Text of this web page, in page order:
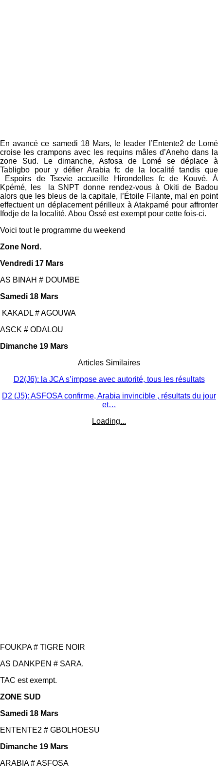
En avancé ce samedi 18 Mars, le leader l’Entente2 de Lomé
croise les crampons avec les requins mâles d’Aneho dans la
zone Sud. Le dimanche, Asfosa de Lomé se déplace à
Tabligbo pour y défier Arabia fc de la localité tandis que
Espoirs de Tsevie accueille Hirondelles fc de Kouvé. À
Kpémé, les la SNPT donne rendez-vous à Okiti de Badou
alors que les bleus de la capitale, l’Étoile Filante, mal en point
effectuent un déplacement périlleux à Atakpamé pour affronter
Ifodje de la localité. Abou Ossé est exempt pour cette fois-ci.
Voici tout le programme du weekend
Zone Nord.
Vendredi 17 Mars
AS BINAH # DOUMBE
Samedi 18 Mars
KAKADL # AGOUWA
ASCK # ODALOU
Dimanche 19 Mars
Articles Similaires
D2(J6): la JCA s’impose avec autorité, tous les résultats
D2 (J5): ASFOSA confirme, Arabia invincible , résultats du jour
et…
Loading...
FOUKPA # TIGRE NOIR
AS DANKPEN # SARA.
TAC est exempt.
ZONE SUD
Samedi 18 Mars
ENTENTE2 # GBOLHOESU
Dimanche 19 Mars
ARABIA # ASFOSA